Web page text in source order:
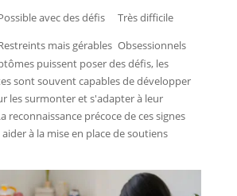
avec des défis
Très difficile
mais gérables Obsessionnels
puissent poser des défis, les
sont souvent capables de développer
les surmonter et s'adapter à leur
reconnaissance précoce de ces signes
à la mise en place de soutiens